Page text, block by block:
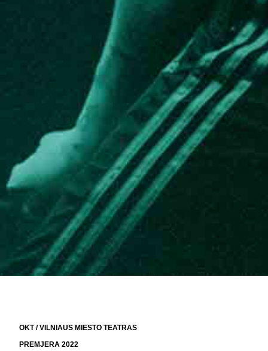
OKT / VILNIAUS MIESTO TEATRAS
PREMJERA 2022